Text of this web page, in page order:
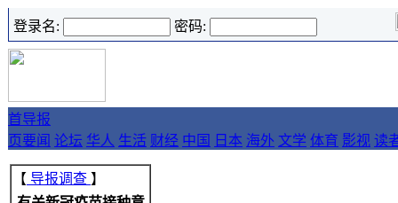
登录名: 密码:
首
页
导报
要闻 论坛 华人 生活 财经 中国 日本 海外 文学 体育 影视 读
【 导报调查 】